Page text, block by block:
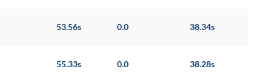
53.56s 0.0 38.34s
55.33s 0.0 38.28s